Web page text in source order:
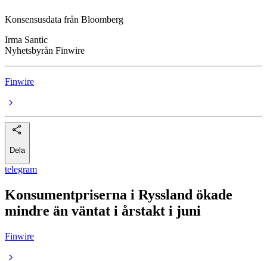
Konsensusdata från Bloomberg
Irma Santic
Nyhetsbyrån Finwire
Finwire
Dela
telegram
Konsumentpriserna i Ryssland ökade
mindre än väntat i årstakt i juni
Finwire